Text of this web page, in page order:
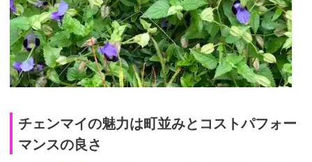
チェンマイの魅力は町並みとコストパフォー
マンスの良さ